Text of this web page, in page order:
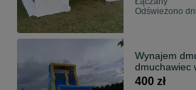
Odświeżono
Wynajem
dmuchawiec
dmuchana
400 zł